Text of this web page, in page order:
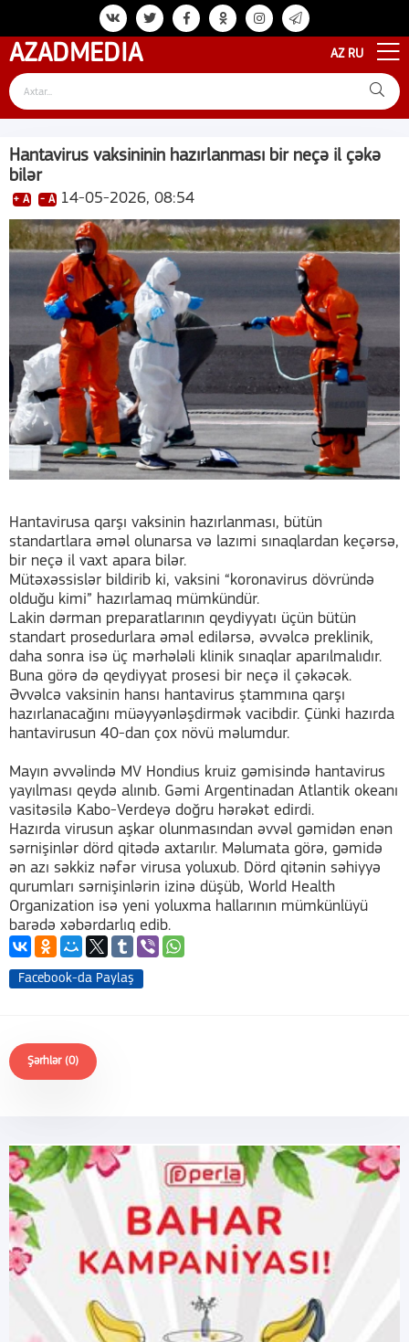
AZADMEDIA AZ RU
Hantavirus vaksininin hazırlanması bir neçə il çəkə
bilər
+ A - A 14-05-2026, 08:54
Hantavirusa qarşı vaksinin hazırlanması, bütün
standartlara əməl olunarsa və lazımi sınaqlardan keçərsə,
bir neçə il vaxt apara bilər.
Mütəxəssislər bildirib ki, vaksini “koronavirus dövründə
olduğu kimi” hazırlamaq mümkündür.
Lakin dərman preparatlarının qeydiyyatı üçün bütün
standart prosedurlara əməl edilərsə, əvvəlcə preklinik,
daha sonra isə üç mərhələli klinik sınaqlar aparılmalıdır.
Buna görə də qeydiyyat prosesi bir neçə il çəkəcək.
Əvvəlcə vaksinin hansı hantavirus ştammına qarşı
hazırlanacağını müəyyənləşdirmək vacibdir. Çünki hazırda
hantavirusun 40-dan çox növü məlumdur.
Mayın əvvəlində MV Hondius kruiz gəmisində hantavirus
yayılması qeydə alınıb. Gəmi Argentinadan Atlantik okeanı
vasitəsilə Kabo-Verdeyə doğru hərəkət edirdi.
Hazırda virusun aşkar olunmasından əvvəl gəmidən enən
sərnişinlər dörd qitədə axtarılır. Məlumata görə, gəmidə
ən azı səkkiz nəfər virusa yoluxub. Dörd qitənin səhiyyə
qurumları sərnişinlərin izinə düşüb, World Health
Organization isə yeni yoluxma hallarının mümkünlüyü
barədə xəbərdarlıq edib.
Facebook-da Paylaş
Şərhlər (0)